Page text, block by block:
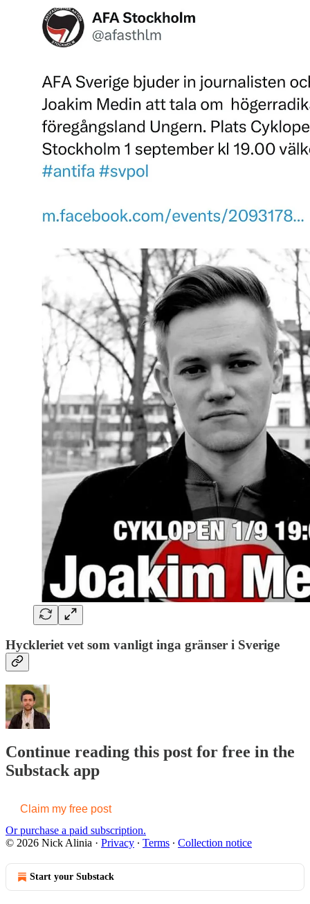
Hyckleriet vet som vanligt inga gränser i Sverige
Continue reading this post for free in the
Substack app
Claim my free post
Or purchase a paid subscription.
© 2026 Nick Alinia · Privacy ∙ Terms ∙ Collection notice
Start your Substack